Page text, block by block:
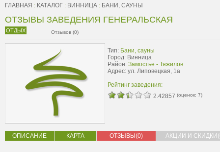
ГЛАВНАЯ : КАТАЛОГ : ВИННИЦА : БАНИ, САУНЫ
ОТЗЫВЫ ЗАВЕДЕНИЯ ГЕНЕРАЛЬСКАЯ
ОТДЫХ Отзывов (0)
Тип: Бани, сауны
Город: Винница
Район: Замостье - Тяжилов
Адрес: ул. Липовецкая, 1а
Рейтинг заведения:
2.42857 (оценок: 7)
ОПИСАНИЕ КАРТА ОТЗЫВЫ(0) АКЦИИ И